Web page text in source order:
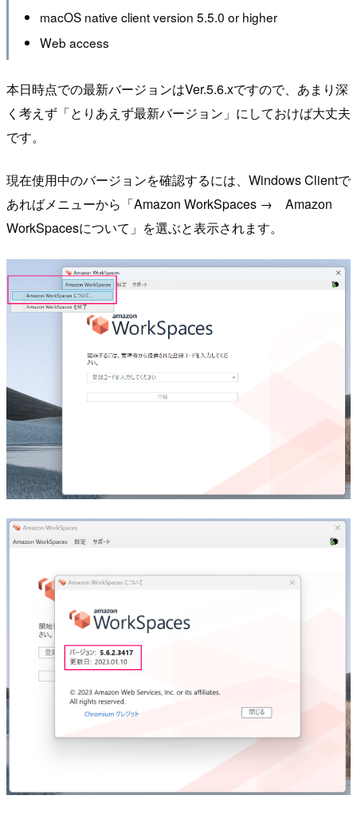
macOS native client version 5.5.0 or higher
Web access
本日時点での最新バージョンはVer.5.6.xですので、あまり深
く考えず「とりあえず最新バージョン」にしておけば大丈夫
です。
現在使用中のバージョンを確認するには、Windows Clientで
あればメニューから「Amazon WorkSpaces → Amazon
WorkSpacesについて」を選ぶと表示されます。